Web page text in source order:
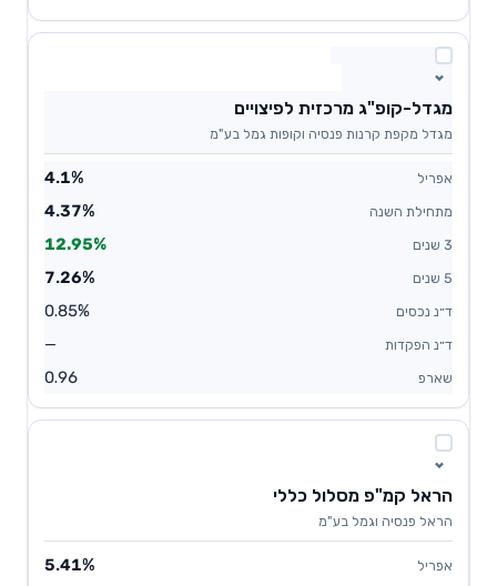
מגדל-קופ"ג מרכזית לפיצויים
מגדל מקפת קרנות פנסיה וקופות גמל בע"מ
4.1%
4.37%
12.95%
7.26%
0.85%
—
0.96
הראל קמ"פ מסלול כללי
הראל פנסיה וגמל בע"מ
5.41%